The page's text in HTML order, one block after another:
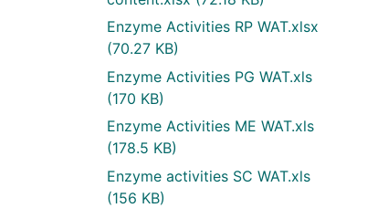
Enzyme Activities RP WAT.xlsx
(70.27 KB)
Enzyme Activities PG WAT.xls
(170 KB)
Enzyme Activities ME WAT.xls
(178.5 KB)
Enzyme activities SC WAT.xls
(156 KB)